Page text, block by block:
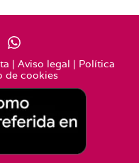
| Aviso legal | Política
de cookies